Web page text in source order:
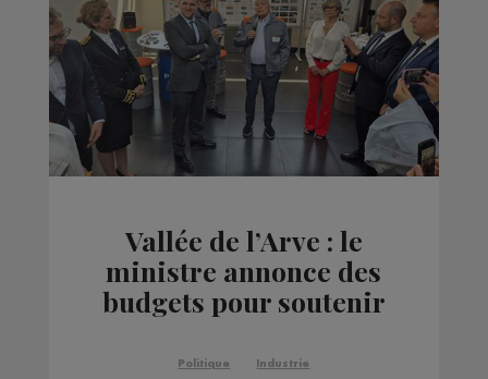
Vallée de l’Arve : le
ministre annonce des
budgets pour soutenir
décolleteurs
Politique Industrie